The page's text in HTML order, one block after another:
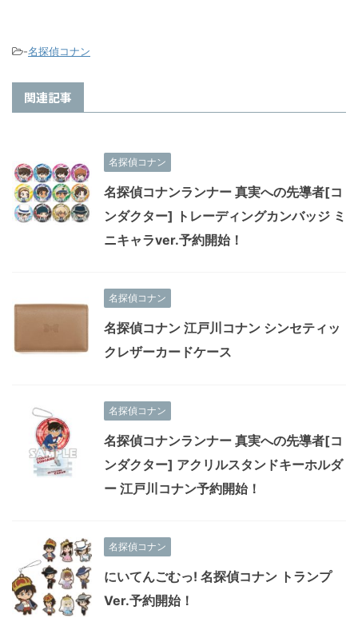
-名探偵コナン
関連記事
名探偵コナン
名探偵コナンランナー 真実への先導者[コ
ンダクター] トレーディングカンバッジ ミ
ニキャラver.予約開始！
名探偵コナン
名探偵コナン 江戸川コナン シンセティッ
クレザーカードケース
名探偵コナン
名探偵コナンランナー 真実への先導者[コ
ンダクター] アクリルスタンドキーホルダ
ー 江戸川コナン予約開始！
名探偵コナン
にいてんごむっ! 名探偵コナン トランプ
Ver.予約開始！